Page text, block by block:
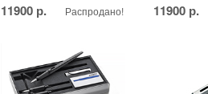
11900 р. Распродано! 11900 р.